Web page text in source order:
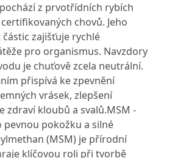
z prvotřídních rybích
chovů. Jeho
zajišťuje rychlé
pro organismus. Navzdory
je chuťově zcela neutrální.
přispívá ke zpevnění
vrásek, zlepšení
zdraví kloubů a svalů.MSM -
pokožku a silné
(MSM) je přírodní
klíčovou roli při tvorbě